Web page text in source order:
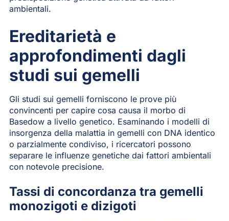
ambientali.
Ereditarietà e
approfondimenti dagli
studi sui gemelli
Gli studi sui gemelli forniscono le prove più
convincenti per capire cosa causa il morbo di
Basedow a livello genetico. Esaminando i modelli di
insorgenza della malattia in gemelli con DNA identico
o parzialmente condiviso, i ricercatori possono
separare le influenze genetiche dai fattori ambientali
con notevole precisione.
Tassi di concordanza tra gemelli
monozigoti e dizigoti